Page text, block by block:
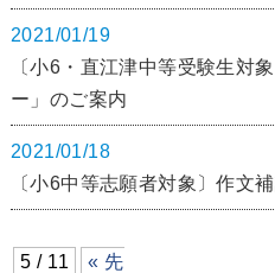
2021/01/19
〔小6・直江津中等受験生対
ー」のご案内
2021/01/18
〔小6中等志願者対象〕作文
5 / 11
« 先